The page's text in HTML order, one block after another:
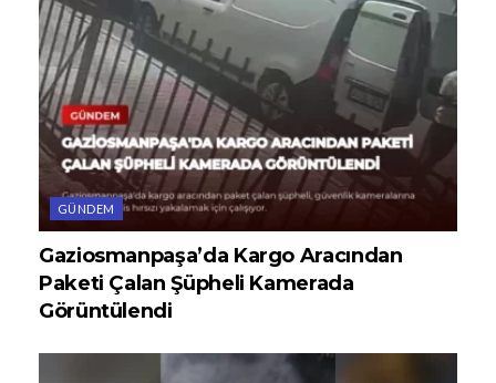
GÜNDEM
Gaziosmanpaşa’da Kargo Aracından
Paketi Çalan Şüpheli Kamerada
Görüntülendi